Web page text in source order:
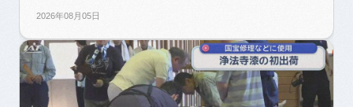
2026年08月05日